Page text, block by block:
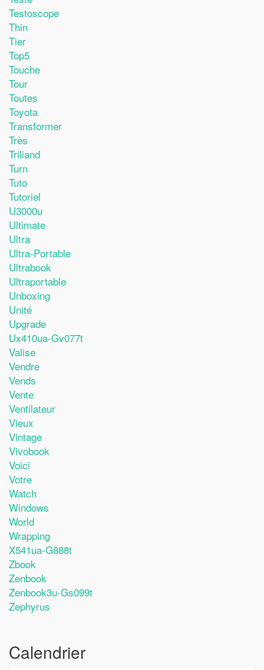
Testoscope
Thin
Tier
Top5
Touche
Tour
Toutes
Toyota
Transformer
Très
Triliand
Turn
Tuto
Tutoriel
U3000u
Ultimate
Ultra
Ultra-Portable
Ultrabook
Ultraportable
Unboxing
Unité
Upgrade
Ux410ua-Gv077t
Valise
Vendre
Vends
Vente
Ventilateur
Vieux
Vintage
Vivobook
Voici
Votre
Watch
Windows
World
Wrapping
X541ua-G888t
Zbook
Zenbook
Zenbook3u-Gs099t
Zephyrus
Calendrier